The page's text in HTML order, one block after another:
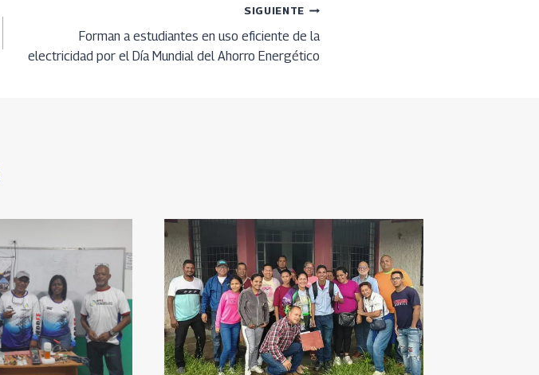
SIGUIENTE
Forman a estudiantes en uso eficiente de la
electricidad por el Día Mundial del Ahorro Energético